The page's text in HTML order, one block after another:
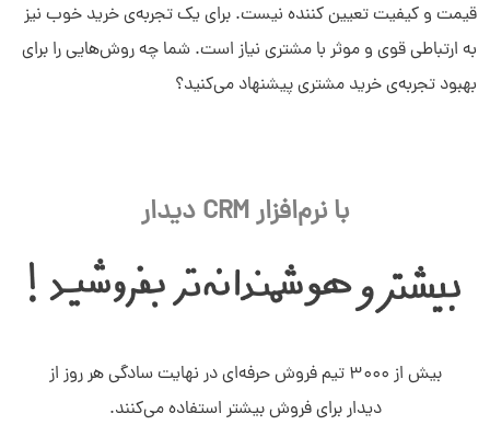
قیمت و کیفیت تعیین کننده نیست. برای یک تجربه‌ی خرید خوب نیز
به ارتباطی قوی و موثر با مشتری نیاز است. شما چه روش‌هایی را برای
بهبود تجربه‌ی خرید مشتری پیشنهاد می‌کنید؟
با نرم‌افزار CRM دیدار
بیش‌ از ۳۰۰۰ تیم فروش حرفه‌ای در نهایت سادگی هر روز از
دیدار برای فروش بیشتر استفاده می‌کنند.